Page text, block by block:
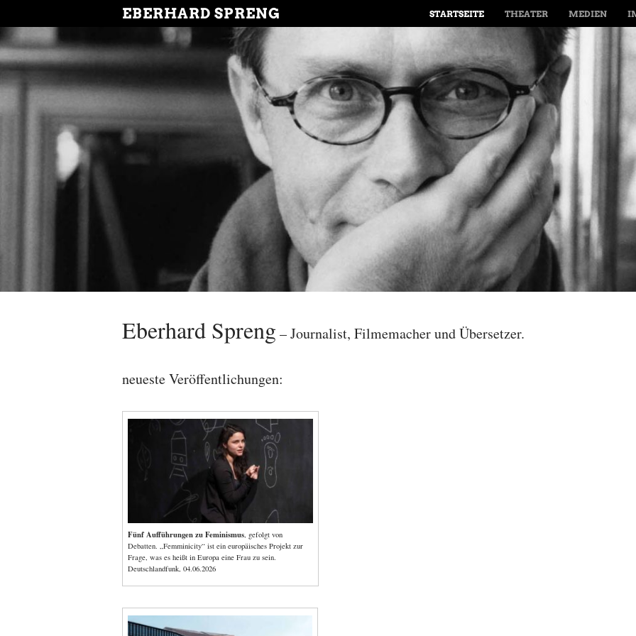
EBERHARD SPRENG MENÜ
SPRINGE ZUM INHALT
STARTSEITE THEATER MEDIEN
Eberhard Spreng – Journalist, Filmemacher und Übersetzer.
neueste Veröffentlichungen:
Fünf Aufführungen zu Feminismus, gefolgt von
Debatten. „Femminicity“ ist ein europäisches Projekt zur
Frage, was es heißt in Europa eine Frau zu sein.
Deutschlandfunk, 04.06.2026